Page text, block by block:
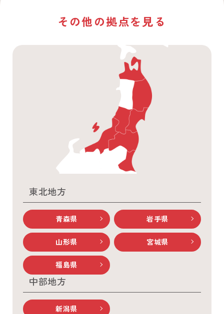
その他の拠点を見る
東北地方
青森県 岩手県
山形県 宮城県
福島県
中部地方
新潟県